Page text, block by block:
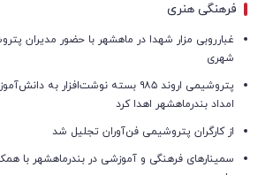
فرهنگی هنری
غبارروبی مزار شهدا در ماهشهر با حضور مدیران
شهری
پتروشیمی اروند ۹۸۵ بسته نوشت‌افزار
امداد بندرماهشهر اهدا کرد
از کارگران پتروشیمی فن‌آوران تجلیل شد
سمینارهای فرهنگی و آموزشی در بندرماهشهر با